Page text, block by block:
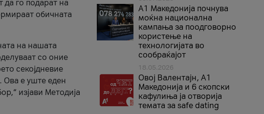
да го подарат на
обичната
на нашата
со оние
секојдневие
Ова е уште еден
изјави Методија
A1 Македонија почнува
моќна национална
кампања за поодговорно
користење на
технологијата во
сообраќајот
18.05.2026
Овој Валентајн, A1
Македонија и 6 скопски
кафулиња ја отворија
темата за safe dating